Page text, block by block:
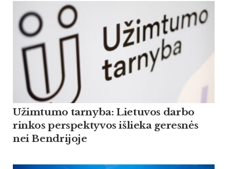
Užimtumo tarnyba: Lietuvos darbo
rinkos perspektyvos išlieka geresnės
nei Bendrijoje